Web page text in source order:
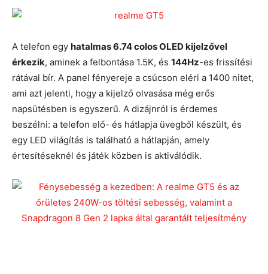
A telefon egy hatalmas 6.74 colos OLED kijelzővel
érkezik, aminek a felbontása 1.5K, és 144Hz-es frissítési
rátával bír. A panel fényereje a csúcson eléri a 1400 nitet,
ami azt jelenti, hogy a kijelző olvasása még erős
napsütésben is egyszerű. A dizájnról is érdemes
beszélni: a telefon elő- és hátlapja üvegből készült, és
egy LED világítás is található a hátlapján, amely
értesítéseknél és játék közben is aktiválódik.